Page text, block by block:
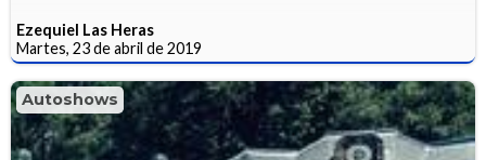
Ezequiel Las Heras
Martes, 23 de abril de 2019
Autoshows